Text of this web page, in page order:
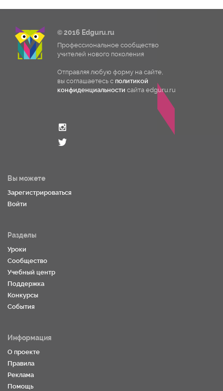
© 2016 Edguru.ru
Профессиональное сообщество
учителей нового поколения
Отправляя любую форму на сайте,
вы соглашаетесь с политикой
конфиденциальности сайта edguru.ru
Вы можете
Зарегистрироваться
Войти
Разделы
Уроки
Сообщество
Учебный центр
Поддержка
Конкурсы
События
Информация
О проекте
Правила
Реклама
Помощь